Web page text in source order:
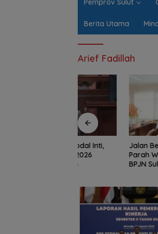
Pemprov Sulut
Berita Utama
Arief Fadillah
Jalan Berlubang Picu
Parah
BPJN Sulut Pastikan